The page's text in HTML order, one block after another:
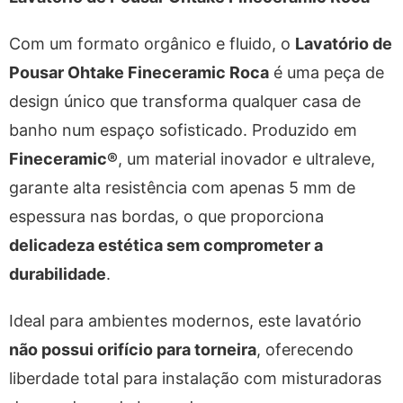
Com um formato orgânico e fluido, o Lavatório de
Pousar Ohtake Fineceramic Roca é uma peça de
design único que transforma qualquer casa de
banho num espaço sofisticado. Produzido em
Fineceramic®, um material inovador e ultraleve,
garante alta resistência com apenas 5 mm de
espessura nas bordas, o que proporciona
delicadeza estética sem comprometer a
durabilidade.
Ideal para ambientes modernos, este lavatório
não possui orifício para torneira, oferecendo
liberdade total para instalação com misturadoras